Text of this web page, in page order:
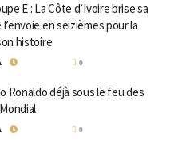
E : La Côte d’Ivoire brise sa
en seizièmes pour la
histoire
0
Ronaldo déjà sous le feu des
0